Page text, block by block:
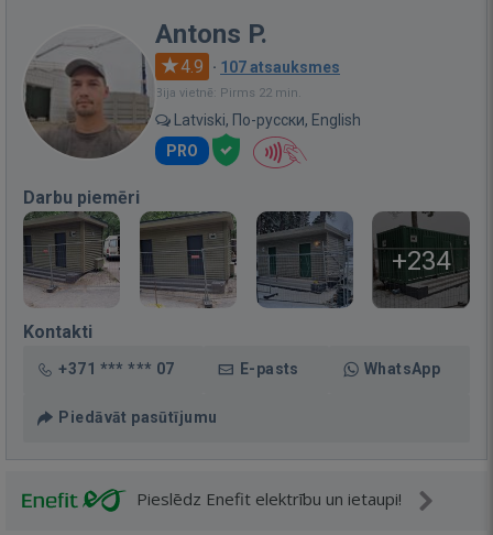
Antons P.
4.9 · 107 atsauksmes
Bija vietnē: Pirms 22 min.
Latviski, По-русски, English
PRO
Darbu piemēri
+234
Kontakti
+371 *** *** 07 E-pasts WhatsApp
Piedāvāt pasūtījumu
Pieslēdz Enefit elektrību un ietaupi!